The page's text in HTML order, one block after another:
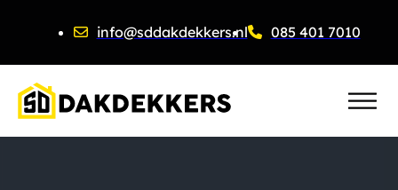
info@sddakdekkers.nl 085 401 7010